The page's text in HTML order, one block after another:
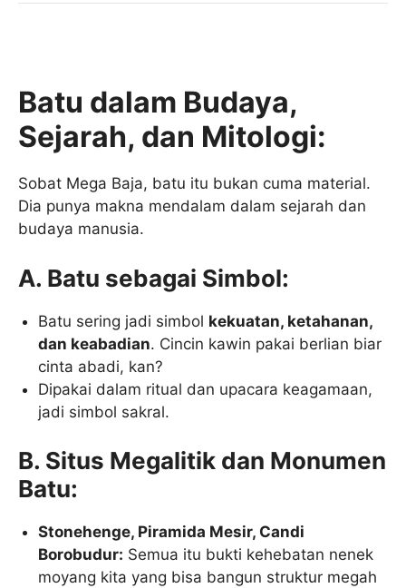
Batu dalam Budaya,
Sejarah, dan Mitologi:
Sobat Mega Baja, batu itu bukan cuma material.
Dia punya makna mendalam dalam sejarah dan
budaya manusia.
A. Batu sebagai Simbol:
Batu sering jadi simbol kekuatan, ketahanan,
dan keabadian. Cincin kawin pakai berlian biar
cinta abadi, kan?
Dipakai dalam ritual dan upacara keagamaan,
jadi simbol sakral.
B. Situs Megalitik dan Monumen
Batu:
Stonehenge, Piramida Mesir, Candi
Borobudur: Semua itu bukti kehebatan nenek
moyang kita yang bisa bangun struktur megah